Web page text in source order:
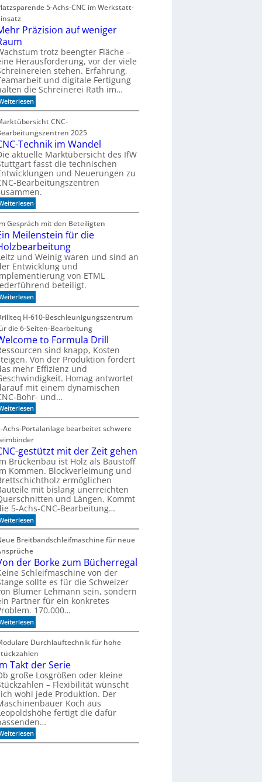
l
m
r
e
n
b
a
u
e
t
o
f
t
-
D
a
t
e
n
s
a
u
b
e
r
i
n
t
e
g
r
i
e
r
t
5-Achs-CNC im Werkstatt-
Präzision auf weniger
trotz beengter Fläche –
Herausforderung, vor der viele
stehen. Erfahrung,
und digitale Fertigung
die Schreinerei Rath im…
:
M
e
h
r
P
r
ä
z
i
s
i
o
n
a
u
f
w
e
n
i
g
e
r
R
a
u
m
CNC-
2025
Technik im Wandel
aktuelle Marktübersicht des IfW
fasst die technischen
und Neuerungen zu
Bearbeitungszentren
:
C
N
C
-
T
e
c
h
n
i
k
i
m
W
a
n
d
e
l
Gespräch mit den Beteiligten
Meilenstein für die
und Weinig waren und sind an
Entwicklung und
von ETML
beteiligt.
:
E
n
M
e
i
l
e
n
s
t
e
i
n
f
ü
i
e
H
o
l
z
b
e
r
e
t
u
n
g
H-610-Beschleunigungszentrum
die 6-Seiten-Bearbeitung
to Formula Drill
sind knapp, Kosten
Von der Produktion fordert
mehr Effizienz und
Homag antwortet
mit einem dynamischen
Bohr- und…
:
W
l
c
o
m
e
t
o
F
o
r
m
u
l
a
i
l
l
Achs-Portalanlage bearbeitet schwere
gestützt mit der Zeit gehen
Brückenbau ist Holz als Baustoff
Kommen. Blockverleimung und
ermöglichen
mit bislang unerreichten
und Längen. Kommt
5-Achs-CNC-Bearbeitung…
:
C
N
C
g
e
s
t
ü
t
z
t
m
i
t
e
r
Z
e
t
g
e
h
e
n
Breitbandschleifmaschine für neue
der Borke zum Bücherregal
Schleifmaschine von der
sollte es für die Schweizer
Blumer Lehmann sein, sondern
Partner für ein konkretes
170.000…
:
V
n
d
e
r
B
o
r
k
e
z
u
m
B
Durchlauftechnik für hohe
Takt der Serie
große Losgrößen oder kleine
– Flexibilität wünscht
wohl jede Produktion. Der
Koch aus
fertigt die dafür
:
I